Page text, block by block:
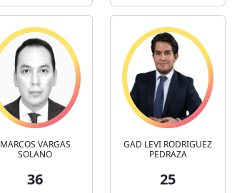
MARCOS VARGAS
SOLANO
36
GAD LEVI RODRIGUEZ
PEDRAZA
25